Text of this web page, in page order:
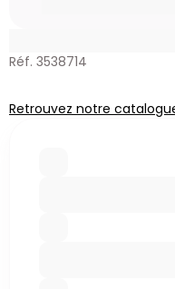
Réf. 3538714
Retrouvez notre